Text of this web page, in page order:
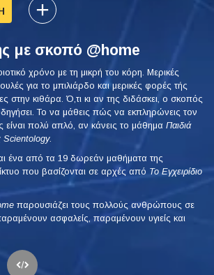
με σκοπό @home
χρόνο με τη μικρή του κόρη. Μερικές
για το μπιλιάρδο και μερικές φορές τής
στην κιθάρα. Ό,τι κι αν της διδάσκει, ο σκοπός
Το να μάθεις πώς να εκπληρώνεις τον
πολύ απλό, αν κάνεις το μάθημα Παιδιά
Scientology.
ένα από τα 19 δωρεάν μαθήματα της
που βασίζονται σε αρχές από Το Εγχειρίδιο
παρουσιάζει τους πολλούς ανθρώπους σε
ασφαλείς, παραμένουν υγιείς και